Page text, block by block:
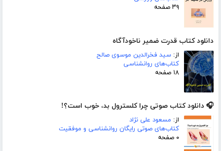
۳۹ صفحه
دانلود کتاب قدرت ضمیر ناخودآگاه
از: سید فخرالدین موسوی صالح
کتاب‌های روانشناسی
۱۸ صفحه
🎧 دانلود کتاب صوتی چرا کلسترول بد، خوب است؟!
از: مسعود علی نژاد
کتاب‌های صوتی رایگان روانشناسی و موفقیت
۰ صفحه